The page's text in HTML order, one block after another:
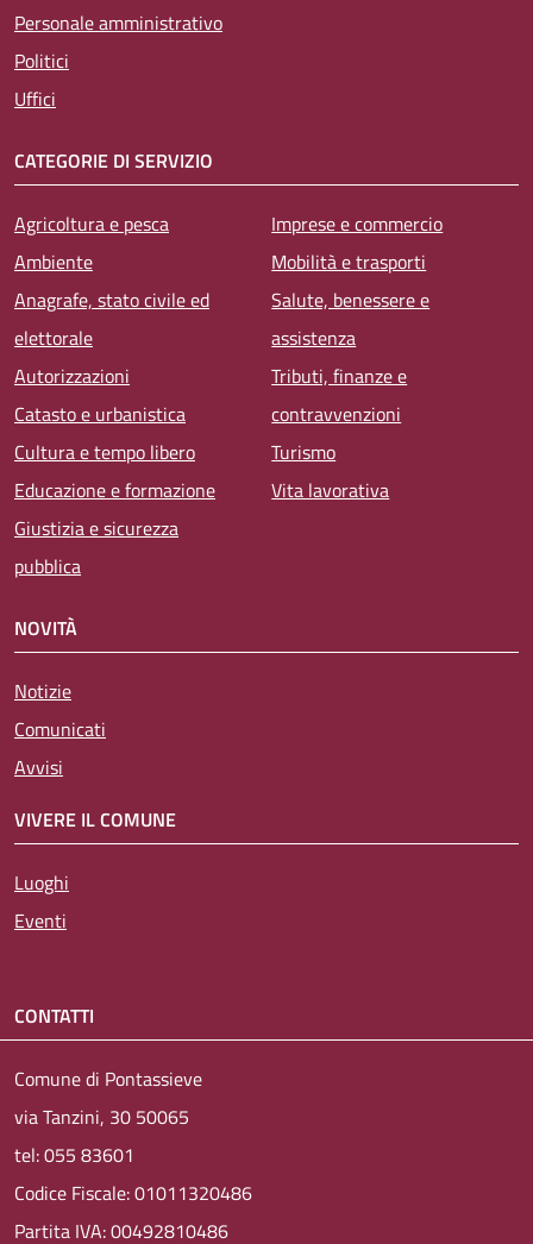
Personale amministrativo
Politici
Uffici
CATEGORIE DI SERVIZIO
Agricoltura e pesca
Ambiente
Anagrafe, stato civile ed
elettorale
Autorizzazioni
Catasto e urbanistica
Cultura e tempo libero
Educazione e formazione
Giustizia e sicurezza
pubblica
Imprese e commercio
Mobilità e trasporti
Salute, benessere e
assistenza
Tributi, finanze e
contravvenzioni
Turismo
Vita lavorativa
NOVITÀ
Notizie
Comunicati
Avvisi
VIVERE IL COMUNE
Luoghi
Eventi
CONTATTI
Comune di Pontassieve
via Tanzini, 30 50065
tel: 055 83601
Codice Fiscale: 01011320486
Partita IVA: 00492810486